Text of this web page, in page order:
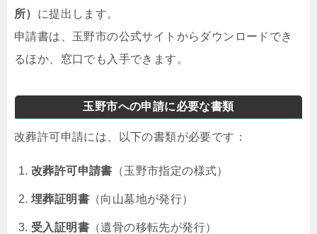
所） に提出します。
申請書は、玉野市の公式サイトからダウンロードでき
るほか、窓口でも入手できます。
玉野市への申請に必要な書類
改葬許可申請には、以下の書類が必要です：
改葬許可申請書 （玉野市指定の様式）
埋葬証明書 （向山墓地が発行）
受入証明書 （遺骨の移転先が発行）